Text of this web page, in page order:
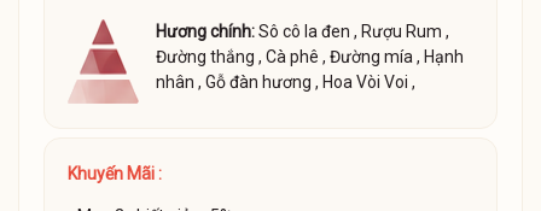
Hương chính:Sô cô la đen , Rượu Rum ,
Đường thắng ,Cà phê ,Đường mía , Hạnh
nhân ,Gỗ đàn hương , Hoa Vòi Voi ,
Khuyến Mãi :